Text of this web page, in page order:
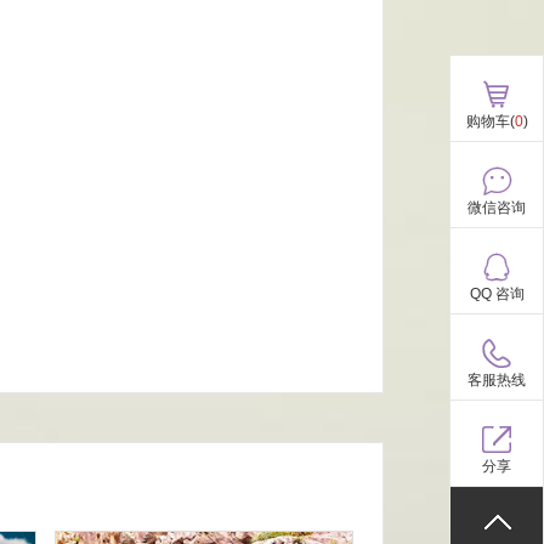
购物车(0)
微信咨询
QQ 咨询
客服热线
分享